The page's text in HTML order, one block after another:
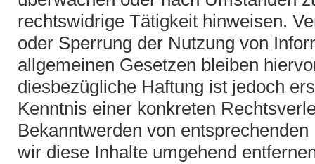
rechtswidrige Tätigkeit hinweisen.
oder Sperrung der Nutzung von
allgemeinen Gesetzen bleiben
diesbezügliche Haftung ist jedoch
Kenntnis einer konkreten
Bekanntwerden von
wir diese Inhalte umgehend